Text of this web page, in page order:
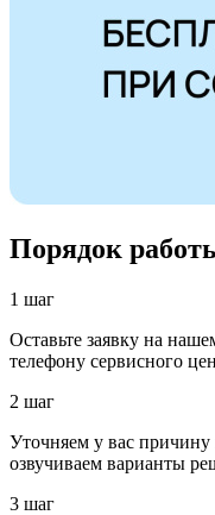
Порядок
1 шаг
Оставьте заявку на
телефону сервисного
2 шаг
Уточняем у вас причину
озвучиваем варианты
3 шаг